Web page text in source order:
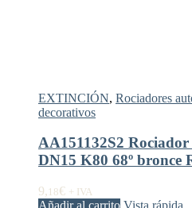
EXTINCIÓN, Rociadores
decorativos
AA151132S2
DN15 K80 68º bronce
9, 18€ + IVA
Añadir al carrito Vista rápida